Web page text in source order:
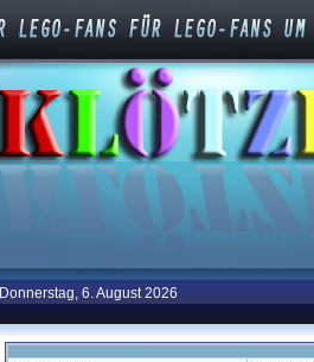
Donnerstag, 6. August 2026